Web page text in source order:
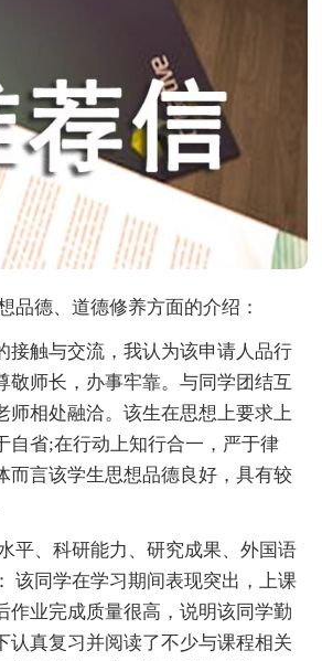
德、道德修养方面的介绍：
触与交流，我认为该申请人品行
敬师长，办事牢靠。与同学团结互
师相处融洽。该生在思想上要求上
自省;在行动上知行合一，严于律
而言该学生思想品德良好，具有较
、科研能力、研究成果、外国语
该同学在学习期间表现突出，上课
作业完成质量很高，说明该同学勤
认真复习并阅读了不少与课程相关